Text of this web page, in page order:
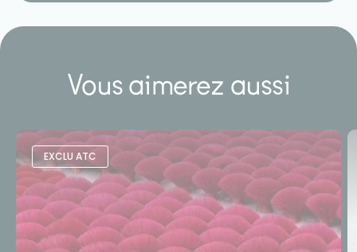
Vous aimerez aussi
EXCLU ATC